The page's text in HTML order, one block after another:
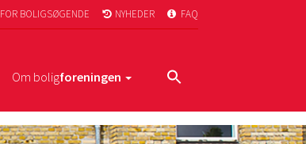
FOR BOLIGSØGENDE  NYHEDER  FAQ
Om boligforeningen